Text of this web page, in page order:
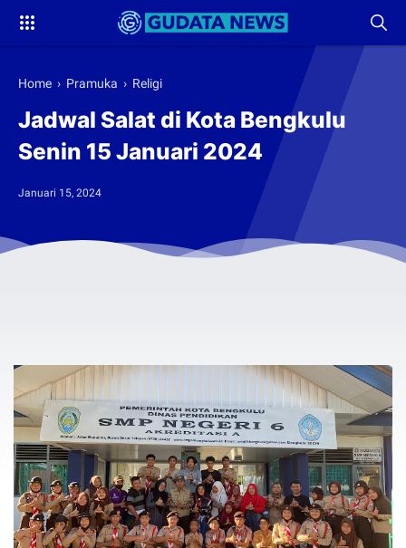
Home › Pramuka › Religi
Jadwal Salat di Kota Bengkulu
Senin 15 Januari 2024
Januari 15, 2024